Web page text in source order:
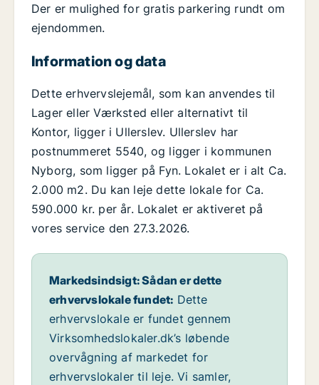
Der er mulighed for gratis parkering rundt om
ejendommen.
Information og data
Dette erhvervslejemål, som kan anvendes til
Lager eller Værksted eller alternativt til
Kontor, ligger i Ullerslev. Ullerslev har
postnummeret 5540, og ligger i kommunen
Nyborg, som ligger på Fyn. Lokalet er i alt Ca.
2.000 m2. Du kan leje dette lokale for Ca.
590.000 kr. per år. Lokalet er aktiveret på
vores service den 27.3.2026.
Markedsindsigt: Sådan er dette
erhvervslokale fundet: Dette
erhvervslokale er fundet gennem
Virksomhedslokaler.dk’s løbende
overvågning af markedet for
erhvervslokaler til leje. Vi samler,